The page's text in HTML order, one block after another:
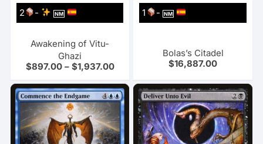
2 - NM
Awakening of Vitu-
Ghazi
$897.00– $1,937.00
1 - NM
Bolas’s Citadel
$16,887.00